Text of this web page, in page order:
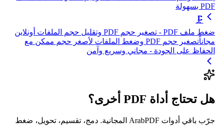
PDF بسهولة
🗜️
ضغط ملف PDF - تصغير حجم PDF وتقليل حجم الملفات أونلاين
مجاناً
تصغير حجم PDF وضغط الملفات لأصغر حجم ممكن مع
الحفاظ على الجودة - مجاني وسريع وآمن
هل تحتاج أداة PDF أخرى؟
جرّب باقي أدوات ArabPDF المجانية. دمج، تقسيم، تحويل، ضغط